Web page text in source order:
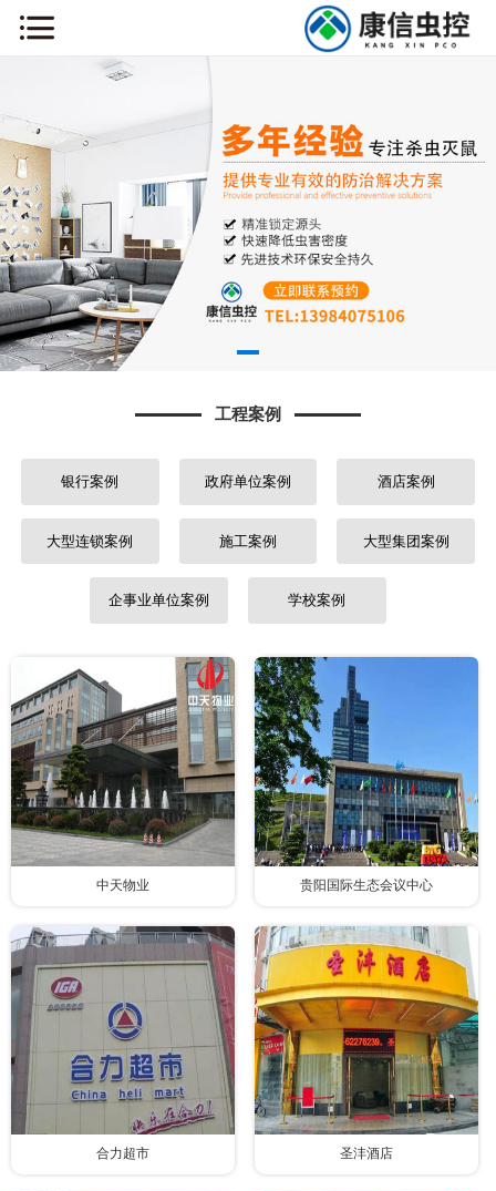
工程案例
银行案例 政府单位案例 酒店案例
大型连锁案例 施工案例 大型集团案例
企事业单位案例 学校案例
中天物业 贵阳国际生态会议中心
合力超市 圣沣酒店
关于我们
新闻动态
工程案例
药械销售
主营业务
联系我们